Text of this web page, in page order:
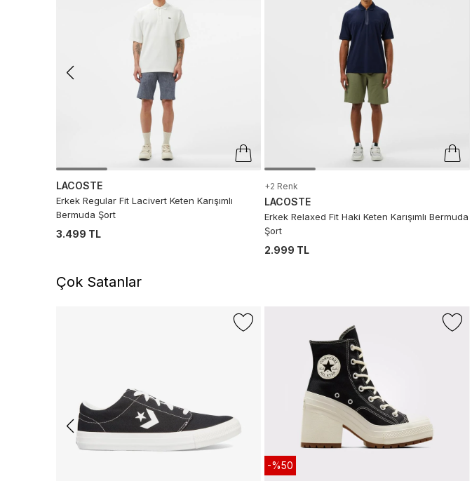
LACOSTE
Erkek Regular Fit Lacivert Keten Karışımlı
Bermuda Şort
3.499 TL
+2 Renk
LACOSTE
Erkek Relaxed Fit Haki Keten Karışımlı Bermuda
Şort
2.999 TL
Çok Satanlar
-%50